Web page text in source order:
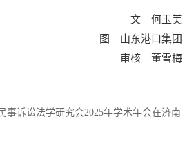
文｜何玉美
图｜山东港口集团
审核｜董雪梅
事诉讼法学研究会2025年学术年会在济南